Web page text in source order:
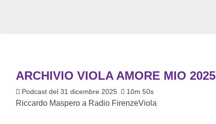
ARCHIVIO VIOLA AMORE MIO 2025
Podcast del 31 dicembre 2025 10m 50s
Riccardo Maspero a Radio FirenzeViola